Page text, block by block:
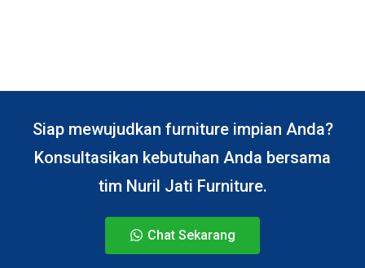
Siap mewujudkan furniture impian Anda?
Konsultasikan kebutuhan Anda bersama
tim Nuril Jati Furniture.
Chat Sekarang